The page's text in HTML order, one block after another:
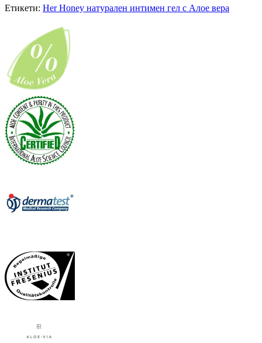
Етикети: Her Honey натурален интимен гел с Алое вера